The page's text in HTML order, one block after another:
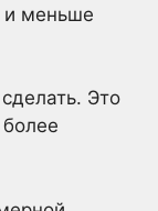
и меньше
Это